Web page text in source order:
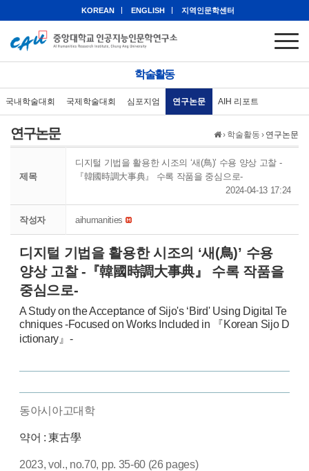
KOREAN ENGLISH 지역인문학센터
학술활동
국내학술대회 국제학술대회 심포지엄 연구논문 AIH 리포트
› 학술활동 › 연구논문
연구논문
제목
디지털 기법을 활용한 시조의 ‘새(鳥)’ 수용 양상 고찰 -
『韓國時調大事典』 수록 작품을 중심으로-
2024-04-13 17:24
작성자 aihumanities
디지털 기법을 활용한 시조의 ‘새(鳥)’ 수용
양상 고찰 -『韓國時調大事典』 수록 작품을
중심으로-
A Study on the Acceptance of Sijo's ‘Bird' Using Digital Te
chniques -Focused on Works Included in 『Korean Sijo D
ictionary』-
동아시아고대학
약어 : 東古學
2023, vol., no.70, pp. 35-60 (26 pages)